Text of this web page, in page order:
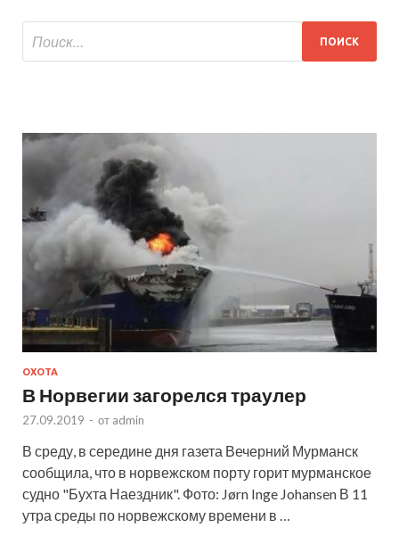
ОХОТА
В Норвегии загорелся траулер
27.09.2019 - от admin
В среду, в середине дня газета Вечерний Мурманск
сообщила, что в норвежском порту горит мурманское
судно "Бухта Наездник". Фото: Jørn Inge Johansen В 11
утра среды по норвежскому времени в …